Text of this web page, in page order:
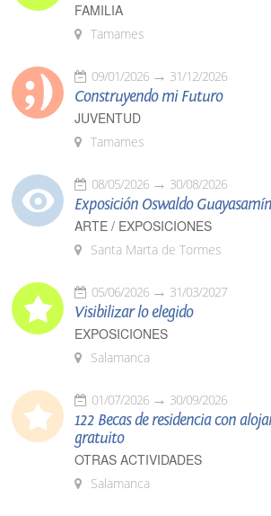
FAMILIA
Tamames
09/01/2026 31/12/2026
Construyendo mi Futuro
JUVENTUD
Tamames
08/05/2026 30/08/2026
Exposición Oswaldo Guayasamín
ARTE / EXPOSICIONES
Santa Marta de Tormes
05/06/2026 31/03/2027
Visibilizar lo elegido
EXPOSICIONES
Salamanca
01/07/2026 30/09/2026
122 Becas de residencia con
gratuito
OTRAS ACTIVIDADES
Salamanca